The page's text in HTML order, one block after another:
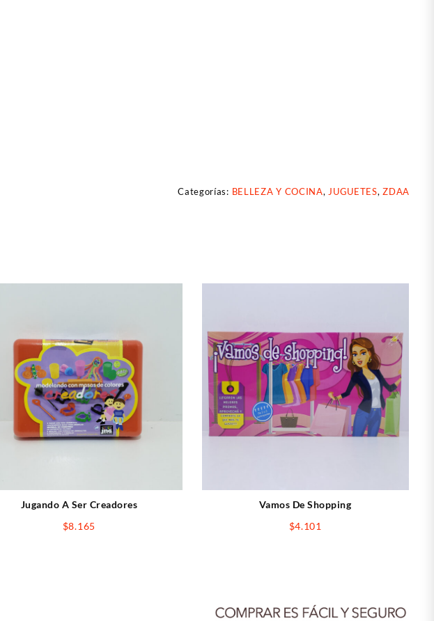
Categorías: BELLEZA Y COCINA, JUGUETES,ZDAA
Jugando A Ser Creadores
$8.165
Vamos De Shopping
$4.101